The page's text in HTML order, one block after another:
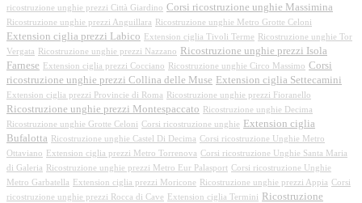
ricostruzione unghie prezzi Città Giardino Corsi ricostruzione unghie Massimina
Ricostruzione unghie prezzi Anguillara Ricostruzione unghie Metro Grotte Celoni
Extension ciglia prezzi Labico Extension ciglia Tivoli Terme
Ricostruzione unghie Tor
Vergata
Ricostruzione unghie prezzi Nazzano
Ricostruzione unghie prezzi Isola
Farnese
Extension ciglia prezzi Cocciano Ricostruzione unghie Circo Massimo Corsi
ricostruzione unghie prezzi Collina delle Muse Extension ciglia Settecamini
Extension ciglia prezzi Provincie di Roma Ricostruzione unghie prezzi Fioranello
Ricostruzione unghie prezzi Montespaccato
Ricostruzione unghie Decima
Ricostruzione unghie Grotte Celoni Corsi ricostruzione unghie
Extension ciglia
Bufalotta
Ricostruzione unghie Castel Di Decima Corsi ricostruzione Unghie Metro
Ottaviano
Extension ciglia prezzi Metro Torrenova Corsi ricostruzione Unghie Santa Maria
di Galeria
Ricostruzione unghie prezzi Metro Eur Palasport Corsi ricostruzione Unghie
Metro Garbatella
Extension ciglia prezzi Moricone Ricostruzione unghie prezzi Appia Corsi
ricostruzione unghie prezzi Rocca di Cave
Extension ciglia Termini
Ricostruzione